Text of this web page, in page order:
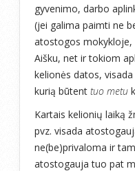
gyvenimo, darbo
(jei galima paimti ne
atostogos mokykloje,
Aišku, net ir tokiom
kelionės datos,
kurią būtent tuo metu
Kartais kelionių laiką
pvz. visada
ne(be)privaloma ir
atostogauja tuo pat